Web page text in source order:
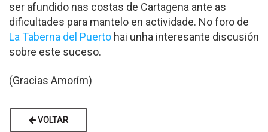
ser afundido nas costas de Cartagena ante as
dificultades para mantelo en actividade. No foro de
La Taberna del Puerto hai unha interesante discusión
sobre este suceso.
(Gracias Amorím)
VOLTAR